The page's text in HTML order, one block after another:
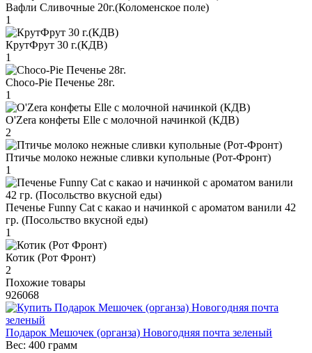
Вафли Сливочные 20г.(Коломенское поле)
1
КрутФрут 30 г.(КДВ)
1
Choco-Pie Печенье 28г.
1
O'Zera конфеты Elle с молочной начинкой (КДВ)
2
Птичье молоко нежные сливки купольные (Рот-Фронт)
1
Печенье Funny Сat с какао и начинкой с ароматом ванили 42
гр. (Посольство вкусной еды)
1
Котик (Рот Фронт)
2
Похожие товары
926068
Подарок Мешочек (органза) Новогодняя почта зеленый
Вес: 400 грамм